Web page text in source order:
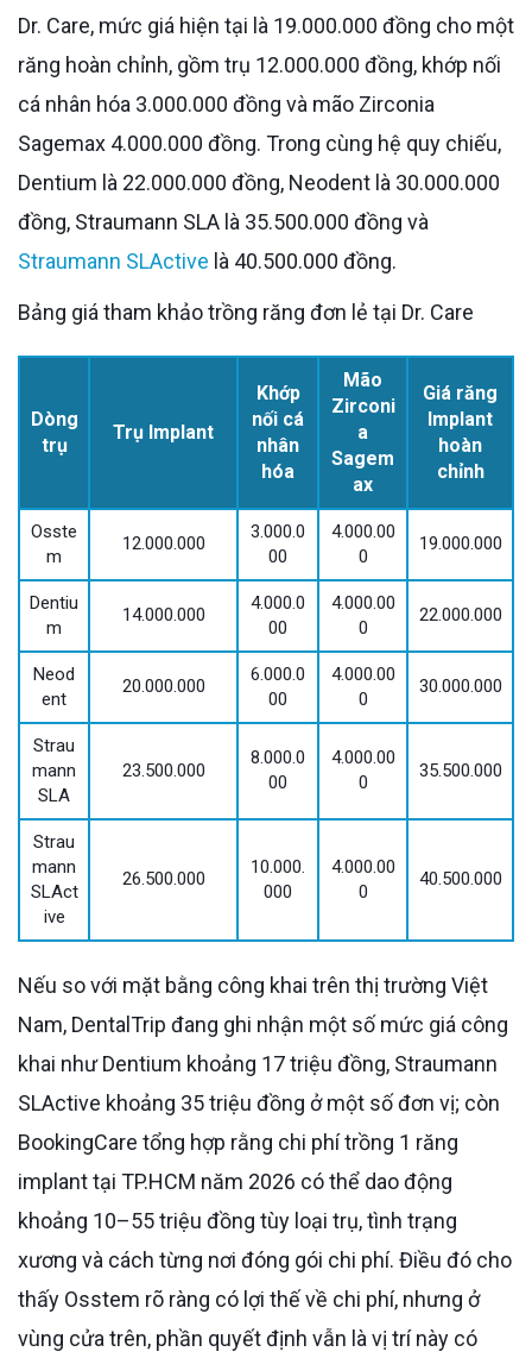
Dr. Care, mức giá hiện tại là 19.000.000 đồng cho một
răng hoàn chỉnh, gồm trụ 12.000.000 đồng, khớp nối
cá nhân hóa 3.000.000 đồng và mão Zirconia
Sagemax 4.000.000 đồng. Trong cùng hệ quy chiếu,
Dentium là 22.000.000 đồng, Neodent là 30.000.000
đồng, Straumann SLA là 35.500.000 đồng và
Straumann SLActive là 40.500.000 đồng.
Bảng giá tham khảo trồng răng đơn lẻ tại Dr. Care
Dòng
trụ
Trụ Implant
Khớp
nối cá
nhân
hóa
Mão
Zirconi
a
Sagem
ax
Giá răng
Implant
hoàn
chỉnh
Osste
m
12.000.000
3.000.0
00
4.000.00
0
19.000.000
Dentiu
m
14.000.000
4.000.0
00
4.000.00
0
22.000.000
Neod
ent
20.000.000
6.000.0
00
4.000.00
0
30.000.000
Strau
mann
SLA
23.500.000
8.000.0
00
4.000.00
0
35.500.000
Strau
mann
SLAct
ive
26.500.000
10.000.
000
4.000.00
0
40.500.000
Nếu so với mặt bằng công khai trên thị trường Việt
Nam, DentalTrip đang ghi nhận một số mức giá công
khai như Dentium khoảng 17 triệu đồng, Straumann
SLActive khoảng 35 triệu đồng ở một số đơn vị; còn
BookingCare tổng hợp rằng chi phí trồng 1 răng
implant tại TP.HCM năm 2026 có thể dao động
khoảng 10–55 triệu đồng tùy loại trụ, tình trạng
xương và cách từng nơi đóng gói chi phí. Điều đó cho
thấy Osstem rõ ràng có lợi thế về chi phí, nhưng ở
vùng cửa trên, phần quyết định vẫn là vị trí này có